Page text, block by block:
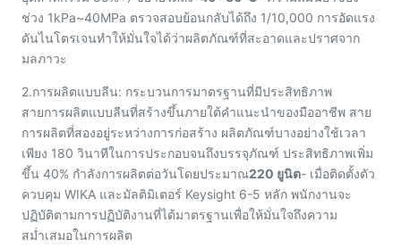
ช่วง 1kPa~40MPa ตรวจสอบย้อนกลับได้ถึง 1/10,000 การอัดแรง
ดันไนโตรเจนทำให้มั่นใจได้ว่าผลิตภัณฑ์ที่สะอาดและปราศจาก
มลภาวะ
2.การผลิตแบบลีน: กระบวนการมาตรฐานที่มีประสิทธิภาพ
สายการผลิตแบบลีนที่สร้างขึ้นภายใต้คำแนะนำของมืออาชีพ สาย
การผลิตที่สองอยู่ระหว่างการก่อสร้าง ผลิตภัณฑ์บางอย่างใช้เวลา
เพียง 180 วินาทีในการประกอบจนถึงบรรจุภัณฑ์ ประสิทธิภาพเพิ่ม
ขึ้น 40% กำลังการผลิตต่อวันโดยประมาณ220 ยูนิต- เมื่อติดตั้งตัว
ควบคุม WIKA และมัลติมิเตอร์ Keysight 6-5 หลัก พนักงานจะ
ปฏิบัติตามการปฏิบัติงานที่ได้มาตรฐานเพื่อให้มั่นใจถึงความ
สม่ำเสมอในการผลิต